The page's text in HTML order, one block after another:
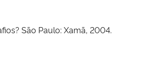
São Paulo: Xamã, 2004.